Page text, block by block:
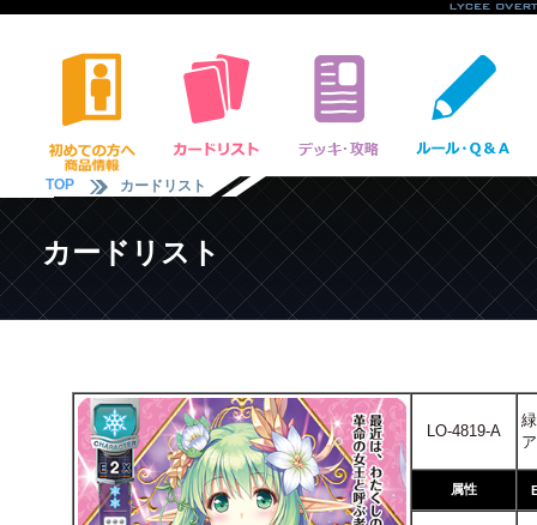
TOP カードリスト
カードリスト
LO-4819-A
属性